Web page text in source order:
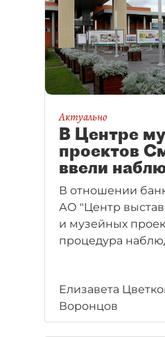
Актуально
В Центре
проектов
ввели
В отношении
АО "Центр
и музейных
процедура
Елизавета
Воронцов